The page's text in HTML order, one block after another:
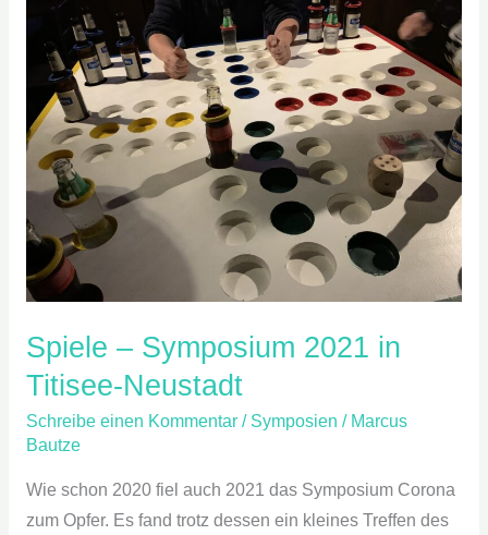
Spiele – Symposium 2021 in
Titisee-Neustadt
Schreibe einen Kommentar / Symposien / Marcus
Bautze
Wie schon 2020 fiel auch 2021 das Symposium Corona
zum Opfer. Es fand trotz dessen ein kleines Treffen des
Symposium
2021
in
Titisee-
Neustadt